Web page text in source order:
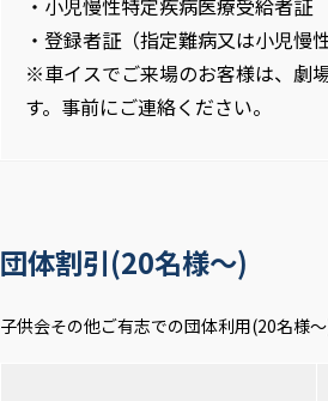
・小児慢性特定疾病医療受給者証
・登録者証（指定難病又は小児慢
※車イスでご来場のお客様は、劇
す。事前にご連絡ください。
団体割引(20名様～)
子供会その他ご有志での団体利用(20名様